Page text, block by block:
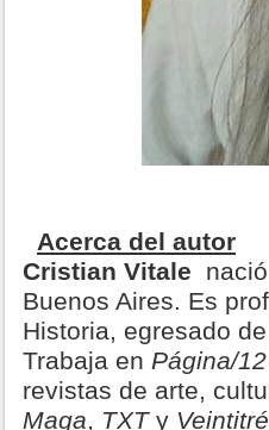
Acerca del autor
Cristian Vitale
Buenos Aires. Es
Historia, egresado
Trabaja en Página/12
revistas de arte,
Maga, TXTy